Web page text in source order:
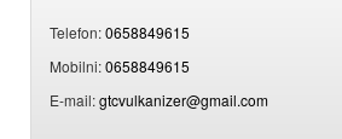
Telefon:0658849615
Mobilni:0658849615
E-mail:gtcvulkanizer@gmail.com